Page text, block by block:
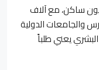
ساكن، مع آلاف
والجامعات الدولية
يعني طلباً